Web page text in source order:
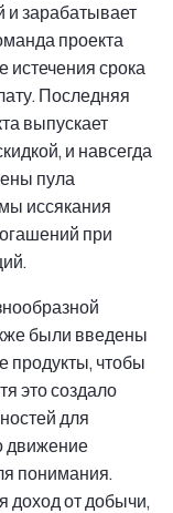
зарабатывает
проекта
истечения срока
Последняя
выпускает
и навсегда
пула
иссякания
при
были введены
продукты, чтобы
это создало
для
движение
понимания.
доход от добычи,